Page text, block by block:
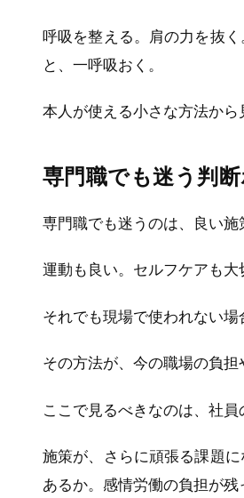
呼吸を整える。肩の力を抜
と、一呼吸おく。
本人が使える小さな方法から
専門職でも迷う判
専門職でも迷うのは、良い
運動も良い。セルフケアも
それでも現場で使われない
その方法が、今の職場の負
ここで見るべきなのは、社
施策が、さらに頑張る課題
あるか。感情労働の負担が